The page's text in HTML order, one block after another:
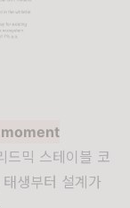
드믹 스테이블 코
생부터 설계가